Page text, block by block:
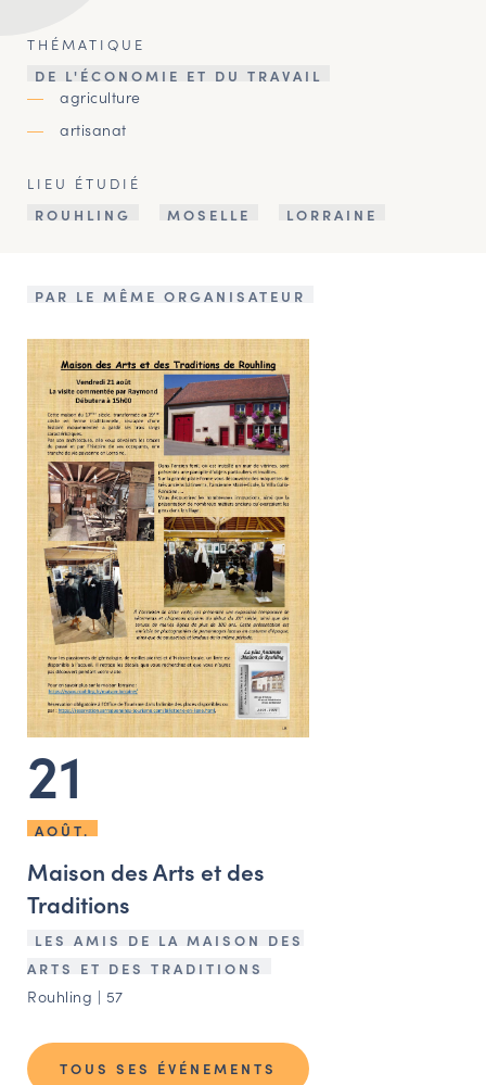
THÉMATIQUE
DE L'ÉCONOMIE ET DU TRAVAIL
agriculture
artisanat
LIEU ÉTUDIÉ
ROUHLING
MOSELLE LORRAINE
PAR LE MÊME ORGANISATEUR
21
AOÛT.
Maison des Arts et des
Traditions
LES AMIS DE LA MAISON DES
ARTS ET DES TRADITIONS
Rouhling | 57
TOUS SES ÉVÉNEMENTS